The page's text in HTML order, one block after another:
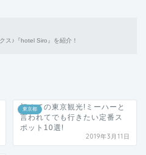
ス♪『hotel Siro』を紹介！
東京都
初めての東京観光!ミーハーと
言われてでも行きたい定番ス
ポット10選!
2019年3月11日